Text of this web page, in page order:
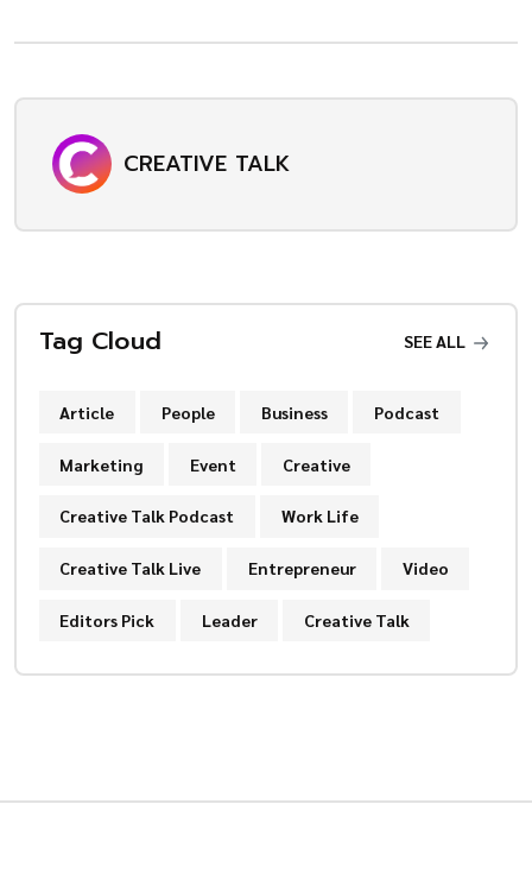
CREATIVE TALK
Tag Cloud SEE ALL
Article People Business Podcast
Marketing Event Creative
Creative Talk Podcast Work Life
Creative Talk Live Entrepreneur Video
Editors Pick Leader Creative Talk